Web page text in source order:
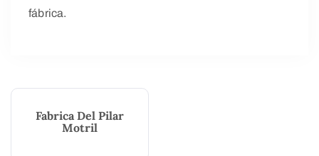
fábrica.
Fabrica Del Pilar
Motril